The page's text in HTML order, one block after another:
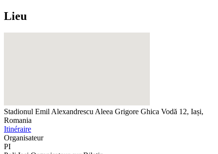
Lieu
Stadionul Emil Alexandrescu Aleea Grigore Ghica Vodă 12, Iași,
Romania
Itinéraire
Organisateur
PI